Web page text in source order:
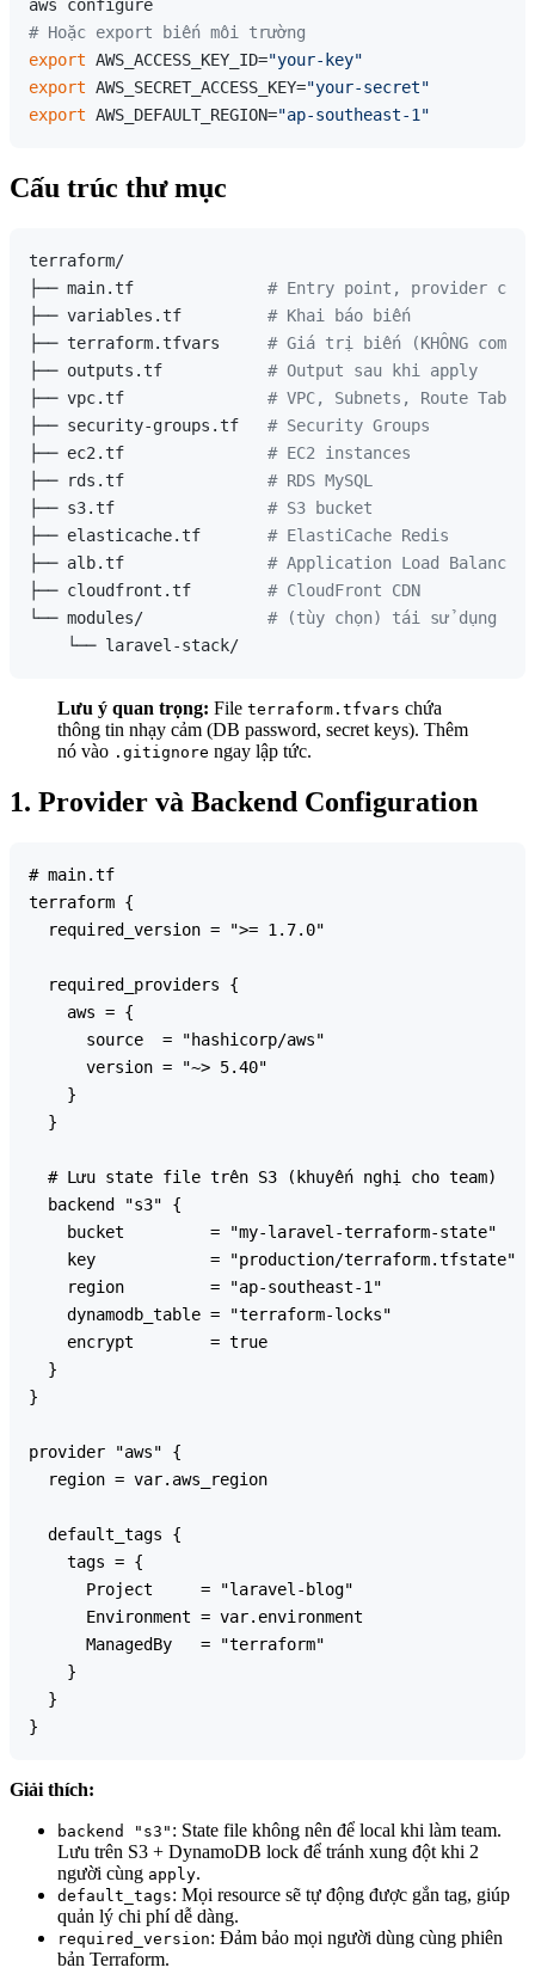
# Hoặc export biến môi trường
export AWS_ACCESS_KEY_ID="your-key"
export AWS_SECRET_ACCESS_KEY="your-secret"
export AWS_DEFAULT_REGION="ap-southeast-1"
Cấu trúc thư mục
terraform/
├── main.tf # Entry point, provider
├── variables.tf # Khai báo biến
├── terraform.tfvars # Giá trị biến (KHÔNG
├── outputs.tf # Output sau khi apply
├── vpc.tf # VPC, Subnets, Route Tables
├── security-groups.tf # Security Groups
├── ec2.tf # EC2 instances
├── rds.tf # RDS MySQL
├── s3.tf # S3 bucket
├── elasticache.tf # ElastiCache Redis
├── alb.tf # Application Load Balancer
├── cloudfront.tf # CloudFront CDN
└── modules/ # (tùy chọn) tái sử dụng
Lưu ý quan trọng: File terraform.tfvars chứa
thông tin nhạy cảm (DB password, secret keys). Thêm
nó vào .gitignore ngay lập tức.
1. Provider và Backend Configuration
# main.tf
terraform {
  required_version = ">= 1.7.0"
  required_providers {
    aws = {
      source  = "hashicorp/aws"
      version = "~> 5.40"
    }
  }
  # Lưu state file trên S3 (khuyến nghị cho team)
  backend "s3" {
    bucket         = "my-laravel-terraform-state"
    key            = "production/terraform.tfstate"
    region         = "ap-southeast-1"
    dynamodb_table = "terraform-locks"
    encrypt        = true
  }
}
provider "aws" {
  region = var.aws_region
  default_tags {
    tags = {
      Project     = "laravel-blog"
      Environment = var.environment
      ManagedBy   = "terraform"
    }
  }
Giải thích:
backend "s3" : State file không nên để local khi làm team.
Lưu trên S3 + DynamoDB lock để tránh xung đột khi 2
người cùng apply.
default_tags: Mọi resource sẽ tự động được gắn tag, giúp
quản lý chi phí dễ dàng.
required_version: Đảm bảo mọi người dùng cùng phiên
bản Terraform.